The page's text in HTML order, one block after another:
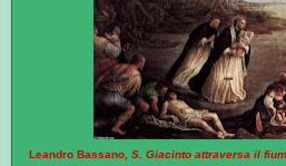
Leandro Bassano, S. Giacinto attraversa il